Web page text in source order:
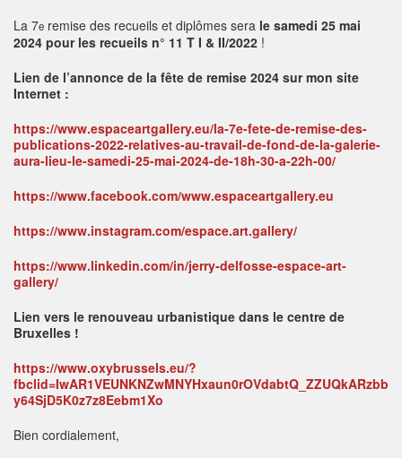
La 7e remise des recueils et diplômes sera le samedi 25 mai
2024 pour les recueils n° 11 T I & II/2022 !
Lien de l’annonce de la fête de remise 2024 sur mon site
Internet :
https://www.espaceartgallery.eu/la-7e-fete-de-remise-des-
publications-2022-relatives-au-travail-de-fond-de-la-galerie-
aura-lieu-le-samedi-25-mai-2024-de-18h-30-a-22h-00/
https://www.facebook.com/www.espaceartgallery.eu
https://www.instagram.com/espace.art.gallery/
https://www.linkedin.com/in/jerry-delfosse-espace-art-
gallery/
Lien vers le renouveau urbanistique dans le centre de
Bruxelles !
https://www.oxybrussels.eu/?
fbclid=IwAR1VEUNKNZwMNYHxaun0rOVdabtQ_ZZUQkARzbb
y64SjD5K0z7z8Eebm1Xo
Bien cordialement,